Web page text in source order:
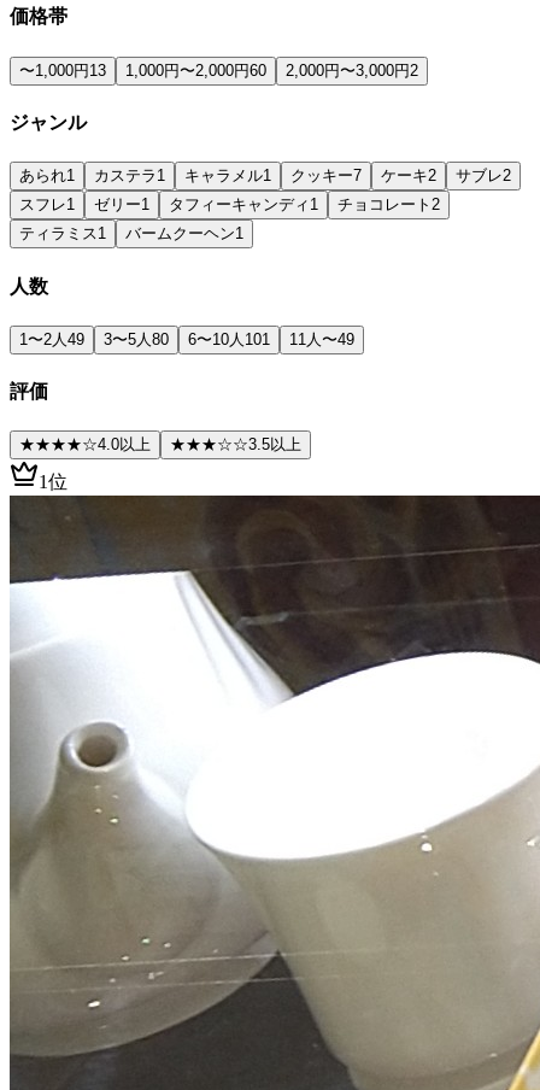
価格帯
〜1,000円13 1,000円〜2,000円60 2,000円〜3,000円2
ジャンル
あられ1 カステラ 1 キャラメル1 クッキー7 ケーキ2 サブレ2
スフレ1 ゼリー1 タフィーキャンディ 1 チョコレート 2
ティラミス1 バームクーヘン1
人数
1〜2人 49 3〜5人 80 6〜10人 101 11人〜49
評価
★★★★☆4.0以上 ★★★☆☆3.5以上
1位